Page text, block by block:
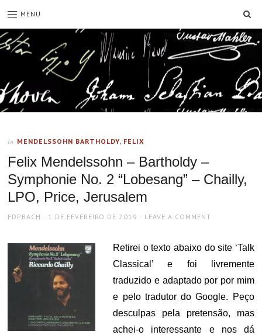
MENU
In MENDELSSOHN BARTHOLDY, FELIX
Felix Mendelssohn – Bartholdy –
Symphonie No. 2 “Lobesang” – Chailly,
LPO, Price, Jerusalem
AUTHOR
FDPBACH
POSTED
1 DE FEVEREIRO DE 2019 LEAVE A COMMENT
Retirei o texto abaixo do site ‘Talk
Classical’ e foi livremente
traduzido e adaptado por por mim
e pelo tradutor do Google. Peço
desculpas pela pretensão, mas
achei-o interessante e nos dá